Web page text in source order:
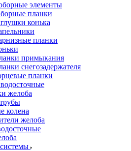
элементы
планки
конька
планки
примыкания
снегозадержателя
планки
желоба
колена
желоба